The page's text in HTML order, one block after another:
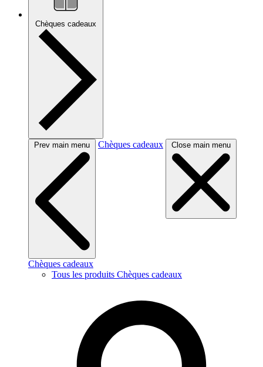
Chèques cadeaux
Prev main menu Chèques cadeaux Close main menu
Chèques cadeaux
Tous les produits Chèques cadeaux